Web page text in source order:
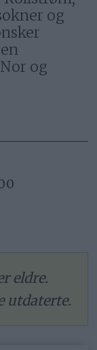
og
og
eldre.
utdaterte.